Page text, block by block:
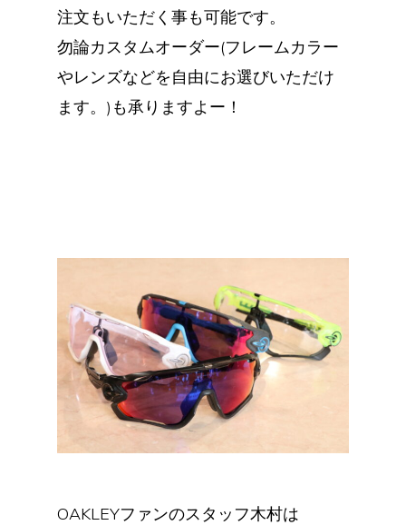
注文もいただく事も可能です。
勿論カスタムオーダー(フレームカラー
やレンズなどを自由にお選びいただけ
ます。)も承りますよー！
OAKLEYファンのスタッフ木村は